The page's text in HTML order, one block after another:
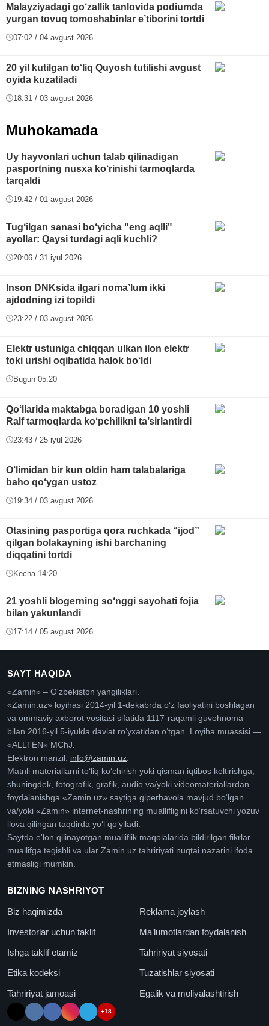
Malayziyadagi go‘zallik tanlovida podiumda
yurgan tovuq tomoshabinlar e’tiborini tortdi
07:02 / 04 avgust 2026
20 yil kutilgan to‘liq Quyosh tutilishi avgust
oyida kuzatiladi
18:31 / 03 avgust 2026
Muhokamada
Uy hayvonlari uchun talab qilinadigan
pasportning nusxa ko‘rinishi tarmoqlarda
tarqaldi
19:42 / 01 avgust 2026
Tug‘ilgan sanasi bo‘yicha "eng aqlli"
ayollar: Qaysi turdagi aqli kuchli?
20:06 / 31 iyul 2026
Inson DNKsida ilgari noma’lum ikki
ajdodning izi topildi
23:22 / 03 avgust 2026
Elektr ustuniga chiqqan ulkan ilon elektr
toki urishi oqibatida halok bo‘ldi
Bugun 05:20
Qo‘llarida maktabga boradigan 10 yoshli
Ralf tarmoqlarda ko‘pchilikni ta’sirlantirdi
23:43 / 25 iyul 2026
O‘limidan bir kun oldin ham talabalariga
baho qo‘ygan ustoz
19:34 / 03 avgust 2026
Otasining pasportiga qora ruchkada “ijod”
qilgan bolakayning ishi barchaning
diqqatini tortdi
Kecha 14:20
21 yoshli blogerning so‘nggi sayohati fojia
bilan yakunlandi
17:14 / 05 avgust 2026
SAYT HAQIDA
«Zamin» – O'zbekiston yangiliklari.
«Zamin.uz» loyihasi 2014-yil 1-dekabrda oʻz faoliyatini boshlagan
va ommaviy axborot vositasi sifatida 1117-raqamli guvohnoma
bilan 2016-yil 5-iyulda davlat roʻyxatidan oʻtgan. Loyiha muassisi —
«ALLTEN» MChJ.
Elektron manzil: info@zamin.uz
Matnli materiallarni toʻliq koʻchirish yoki qisman iqtibos keltirishga,
shuningdek, fotografik, grafik, audio va/yoki videomateriallardan
foydalanishga «Zamin.uz» saytiga giperhavola mavjud boʻlgan
va/yoki «Zamin» internet-nashrining muallifligini koʻrsatuvchi yozuv
ilova qilingan taqdirda yoʻl qoʻyiladi.
Saytda e'lon qilinayotgan mualliflik maqolalarida bildirilgan fikrlar
muallifga tegishli va ular Zamin.uz tahririyati nuqtai nazarini ifoda
etmasligi mumkin.
BIZNING NASHRIYOT
Biz haqimizda
Reklama joylash
Investorlar uchun taklif
Maʼlumotlardan foydalanish
Ishga taklif etamiz
Tahririyat siyosati
Etika kodeksi
Tuzatishlar siyosati
Tahririyat jamoasi
Egalik va moliyalashtirish
+18